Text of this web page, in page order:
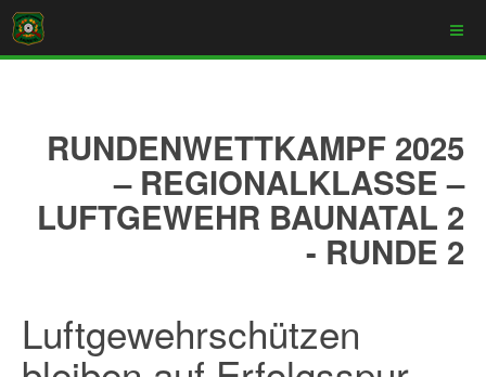
RUNDENWETTKAMPF 2025
– REGIONALKLASSE –
LUFTGEWEHR BAUNATAL 2
- RUNDE 2
Luftgewehrschützen